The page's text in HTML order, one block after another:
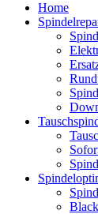
Home